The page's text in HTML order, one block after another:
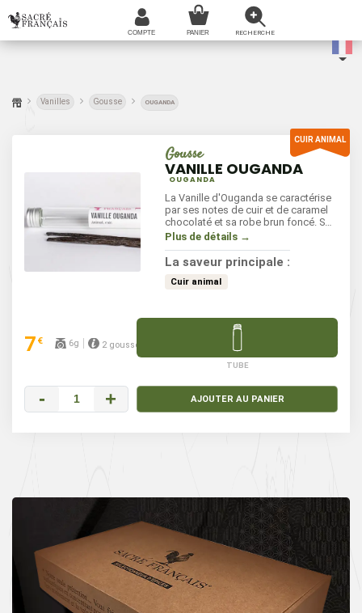
Vanilles Gousse OUGANDA
Gousse
VANILLE OUGANDA
OUGANDA
La Vanille d'Ouganda se caractérise
par ses notes de cuir et de caramel
chocolaté et sa robe brun foncé. Sa
gousse est large et plate. Il s'agit
de Madagascar ou des Comores. Sa
production encore confidentielle est
grandement prometteuse. Ses
les fruits et aussi les plats en sauce.
Plus de détails →
La saveur principale :
Cuir animal
7 € 6g 2 gousses
TUBE
- + AJOUTER AU PANIER